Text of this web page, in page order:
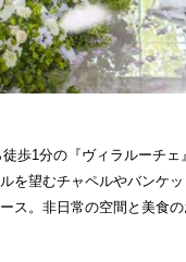
歩1分の『ヴィラルーチ
を望むチャペルやバンケ
ス。非日常の空間と美食